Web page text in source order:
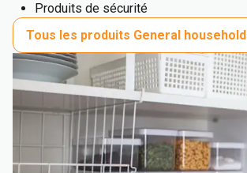
Produits de sécurité
Tous les produits General household